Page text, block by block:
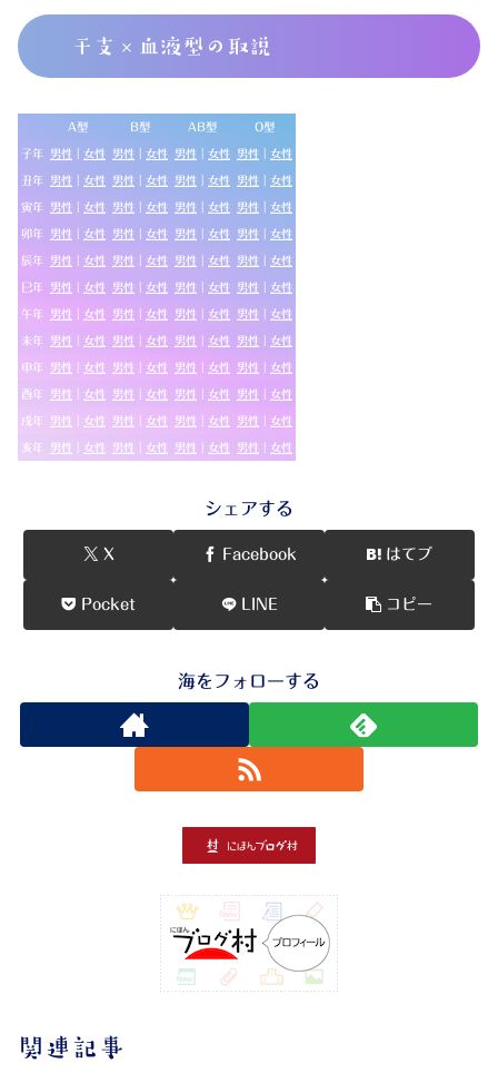
干支×血液型の取説
A型 B型 AB型 O型
子年 男性 女性 男性 女性 男性 女性 男性 女性
丑年 男性 女性 男性 女性 男性 女性 男性 女性
寅年 男性 女性 男性 女性 男性 女性 男性 女性
卯年 男性 女性 男性 女性 男性 女性 男性 女性
辰年 男性 女性 男性 女性 男性 女性 男性 女性
巳年 男性 女性 男性 女性 男性 女性 男性 女性
午年 男性 女性 男性 女性 男性 女性 男性 女性
未年 男性 女性 男性 女性 男性 女性 男性 女性
申年 男性 女性 男性 女性 男性 女性 男性 女性
酉年 男性 女性 男性 女性 男性 女性 男性 女性
戌年 男性 女性 男性 女性 男性 女性 男性 女性
亥年 男性 女性 男性 女性 男性 女性 男性 女性
シェアする
X Facebook はてブ
Pocket LINE コピー
海をフォローする
関連記事